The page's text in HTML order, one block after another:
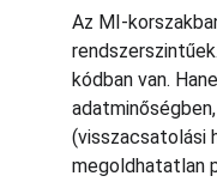
Az MI-
kódban van.
(visszacsatolási
megoldhatatlan